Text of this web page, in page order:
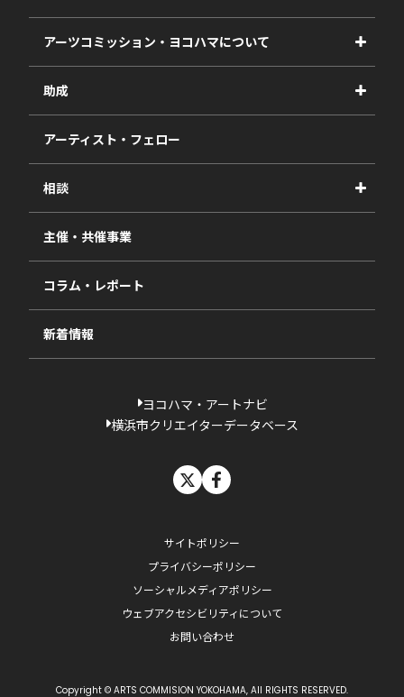
アーツコミッション・ヨコハマについて
事業紹介
事業報告書
助成
2027年度
2026年度
2025年度
2024年度
2023年度
過去の採択一覧
アーティスト・フェロー
相談
視察・ヒアリング・研究
相談依頼フォーム
主催・共催事業
コラム・レポート
新着情報
ヨコハマ・アートナビ
横浜市クリエイターデータベース
サイトポリシー
プライバシーポリシー
ソーシャルメディアポリシー
ウェブアクセシビリティについて
お問い合わせ
Copyright © ARTS COMMISION YOKOHAMA, All RIGHTS RESERVED.